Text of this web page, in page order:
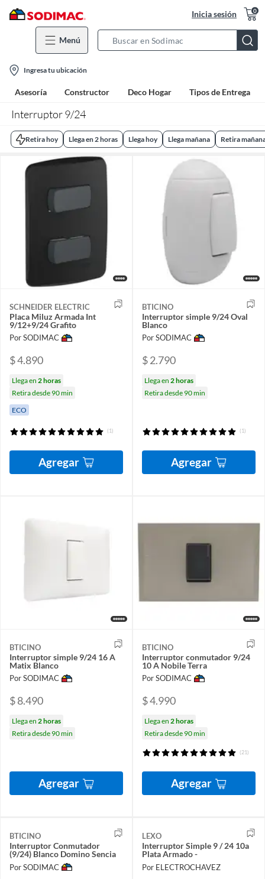
Inicia sesión 0
Menú
Bar
location-
icon
Ingresa tu ubicación
Asesoría Constructor Deco Hogar Tipos de Entrega
Interruptor 9/24
Retira hoy Llega en 2 horas Llega hoy Llega mañana Retira
SCHNEIDER ELECTRIC
Placa Miluz Armada Int
9/12+9/24 Grafito
Por SODIMAC
$ 4.890
Llega en 2 horas
Retira desde 90 min
ECO
(1)
Agregar
BTICINO
Interruptor simple 9/24 Oval
Blanco
Por SODIMAC
$ 2.790
Llega en 2 horas
Retira desde 90 min
(1)
Agregar
BTICINO
Interruptor simple 9/24 16 A
Matix Blanco
Por SODIMAC
$ 8.490
Llega en 2 horas
Retira desde 90 min
Agregar
BTICINO
Interruptor conmutador 9/24
10 A Nobile Terra
Por SODIMAC
$ 4.990
Llega en 2 horas
Retira desde 90 min
(21)
Agregar
BTICINO
Interruptor Conmutador
(9/24) Blanco Domino Sencia
Por SODIMAC
LEXO
Interruptor Simple 9 / 24 10a
Plata Armado -
Por ELECTROCHAVEZ